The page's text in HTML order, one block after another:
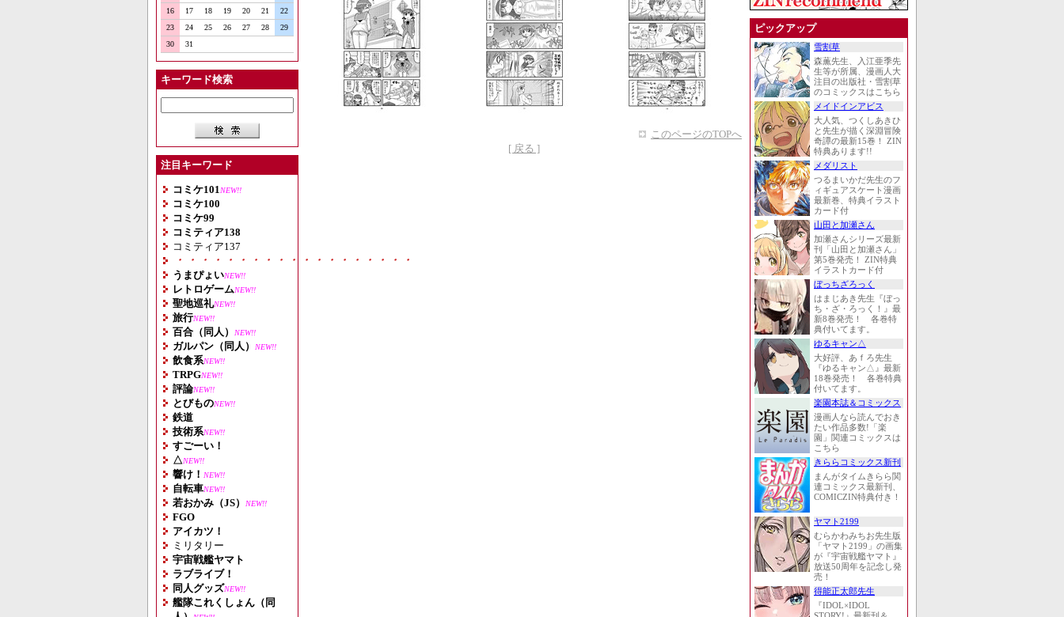
16
17 18 19 20 21
22
23
24 25 26 27 28
29
30
31
キーワード検索
注目キーワード
コミケ101 NEW!!
コミケ100
コミケ99
コミティア138
コミティア137
・・・・・・・・・・・・・・・・・・・
うまぴょいNEW!!
レトロゲームNEW!!
聖地巡礼NEW!!
旅行NEW!!
百合（同人） NEW!!
ガルパン（同人） NEW!!
飲食系NEW!!
TRPGNEW!!
評論NEW!!
とびものNEW!!
鉄道
技術系NEW!!
すごーい！
△NEW!!
響け！ NEW!!
自転車NEW!!
若おかみ（JS） NEW!!
FGO
アイカツ！
ミリタリー
宇宙戦艦ヤマト
ラブライブ！
同人グッズNEW!!
艦隊これくしょん（同
このページのTOPへ
[ 戻る ]
ピックアップ
雪割草
森薫先生、入江亜季先
生等が所属、漫画人大
注目の出版社・雪割草
のコミックスはこちら
メイドインアビス
大人気、つくしあきひ
と先生が描く深淵冒険
奇譚の最新15巻！ ZIN
特典あります!!
メダリスト
つるまいかだ先生のフ
ィギュアスケート漫画
最新巻、特典イラスト
カード付
山田と加瀬さん
加瀬さんシリーズ最新
刊「山田と加瀬さん」
第5巻発売！ ZIN特典
イラストカード付
ぼっちざろっく
はまじあき先生『ぼっ
ち・ざ・ろっく！』最
新8巻発売！ 各巻特
典付いてます。
ゆるキャン△
大好評、あｆろ先生
『ゆるキャン△』最新
18巻発売！ 各巻特典
付いてます。
楽園本誌＆コミックス
漫画人なら読んでおき
たい作品多数!「楽
園」関連コミックスは
こちら
きららコミックス新刊
まんがタイムきらら関
連コミックス最新刊、
COMICZIN特典付き！
ヤマト2199
むらかわみちお先生版
「ヤマト2199」の画集
が『宇宙戦艦ヤマト』
放送50周年を記念し発
売！
得能正太郎先生
『IDOL×IDOL